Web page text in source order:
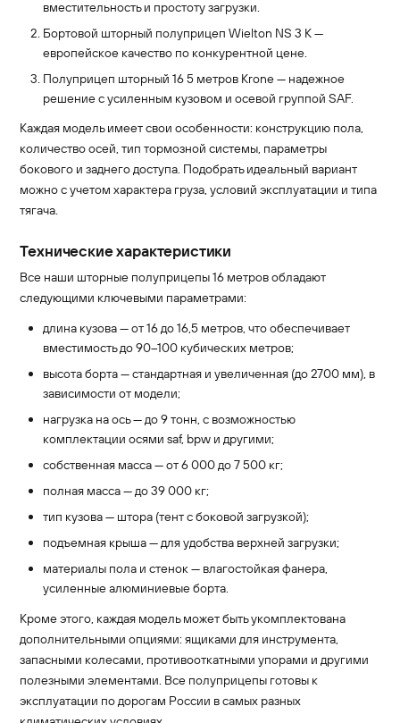
вместительность и простоту загрузки.
Бортовой шторный полуприцеп Wielton NS 3 K —
европейское качество по конкурентной цене.
Полуприцеп шторный 16 5 метров Krone — надежное
решение с усиленным кузовом и осевой группой SAF.
Каждая модель имеет свои особенности: конструкцию пола,
количество осей, тип тормозной системы, параметры
бокового и заднего доступа. Подобрать идеальный вариант
можно с учетом характера груза, условий эксплуатации и типа
тягача.
Технические характеристики
Все наши шторные полуприцепы 16 метров обладают
следующими ключевыми параметрами:
длина кузова — от 16 до 16,5 метров, что обеспечивает
вместимость до 90–100 кубических метров;
высота борта — стандартная и увеличенная (до 2700 мм), в
зависимости от модели;
нагрузка на ось — до 9 тонн, с возможностью
комплектации осями saf, bpw и другими;
собственная масса — от 6 000 до 7 500 кг;
полная масса — до 39 000 кг;
тип кузова — штора (тент с боковой загрузкой);
подъемная крыша — для удобства верхней загрузки;
материалы пола и стенок — влагостойкая фанера,
усиленные алюминиевые борта.
Кроме этого, каждая модель может быть укомплектована
дополнительными опциями: ящиками для инструмента,
запасными колесами, противооткатными упорами и другими
полезными элементами. Все полуприцепы готовы к
эксплуатации по дорогам России в самых разных